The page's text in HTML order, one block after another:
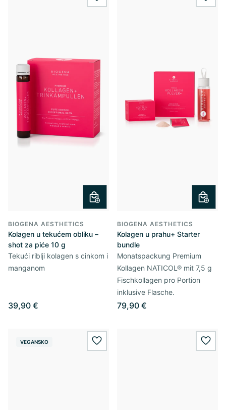
wishlist.add
BIOGENA AESTHETICS
Kolagen u tekućem obliku –
shot za piće 10 g
Tekući riblji kolagen s cinkom i
manganom
39,90 €
BIOGENA AESTHETICS
Kolagen u prahu+ Starter
bundle
Monatspackung Premium
Kollagen NATICOL® mit 7,5 g
Fischkollagen pro Portion
inklusive Flasche.
79,90 €
VEGANSKO wishlist.add